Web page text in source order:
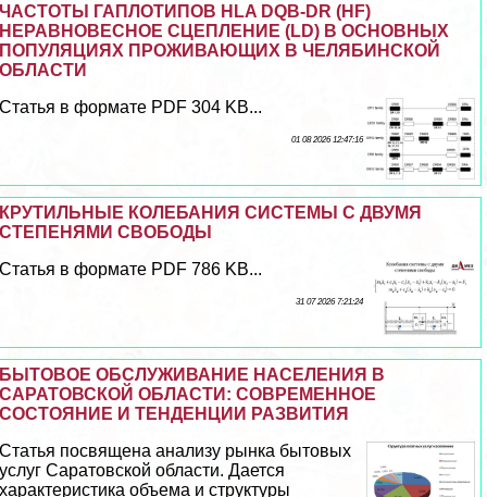
ЧАСТОТЫ ГАПЛОТИПОВ HLA DQB-DR (HF)
НЕРАВНОВЕСНОЕ СЦЕПЛЕНИЕ (LD) В ОСНОВНЫХ
ПОПУЛЯЦИЯХ ПРОЖИВАЮЩИХ В ЧЕЛЯБИНСКОЙ
ОБЛАСТИ
Статья в формате PDF 304 KB...
01 08 2026 12:47:16
КРУТИЛЬНЫЕ КОЛЕБАНИЯ СИСТЕМЫ С ДВУМЯ
СТЕПЕНЯМИ СВОБОДЫ
Статья в формате PDF 786 KB...
31 07 2026 7:21:24
БЫТОВОЕ ОБСЛУЖИВАНИЕ НАСЕЛЕНИЯ В
САРАТОВСКОЙ ОБЛАСТИ: СОВРЕМЕННОЕ
СОСТОЯНИЕ И ТЕНДЕНЦИИ РАЗВИТИЯ
Статья посвящена анализу рынка бытовых
услуг Саратовской области. Дается
хаpaктеристика объема и структуры